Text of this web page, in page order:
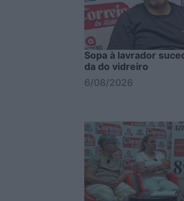
Sopa à lavrador
da do vidreiro
6/08/2026